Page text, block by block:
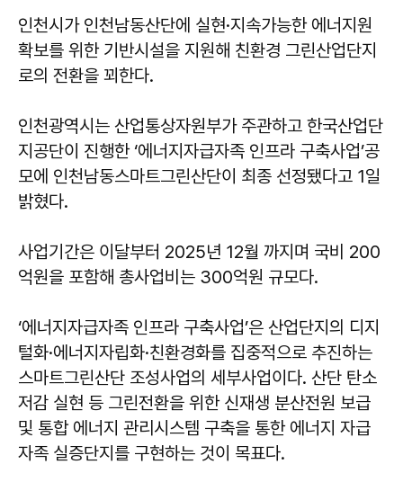
인천시가 인천남동산단에 실현·지속가능한 에너지원
확보를 위한 기반시설을 지원해 친환경 그린산업단지
로의 전환을 꾀한다.
인천광역시는 산업통상자원부가 주관하고 한국산업단
지공단이 진행한 ‘에너지자급자족 인프라 구축사업’공
모에 인천남동스마트그린산단이 최종 선정됐다고 1일
밝혔다.
사업기간은 이달부터 2025년 12월 까지며 국비 200
억원을 포함해 총사업비는 300억원 규모다.
‘에너지자급자족 인프라 구축사업’은 산업단지의 디지
털화·에너지자립화·친환경화를 집중적으로 추진하는
스마트그린산단 조성사업의 세부사업이다. 산단 탄소
저감 실현 등 그린전환을 위한 신재생 분산전원 보급
및 통합 에너지 관리시스템 구축을 통한 에너지 자급
자족 실증단지를 구현하는 것이 목표다.